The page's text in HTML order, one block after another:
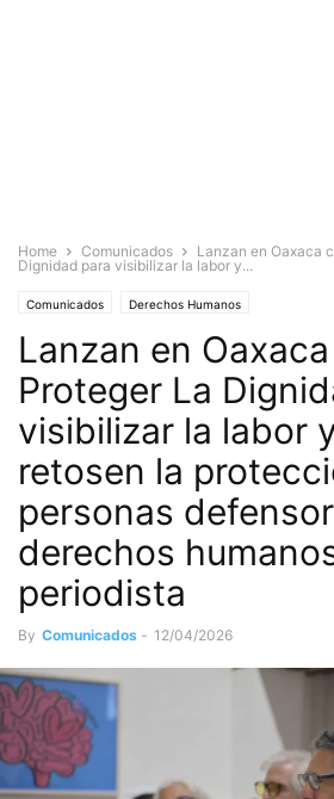
Home Comunicados
Lanzan en Oaxaca
Dignidad para visibilizar la labor y...
Comunicados Derechos Humanos
Lanzan en
Proteger La
visibilizar la labor
retosen la
personas
derechos
periodista
By Comunicados - 12/04/2026